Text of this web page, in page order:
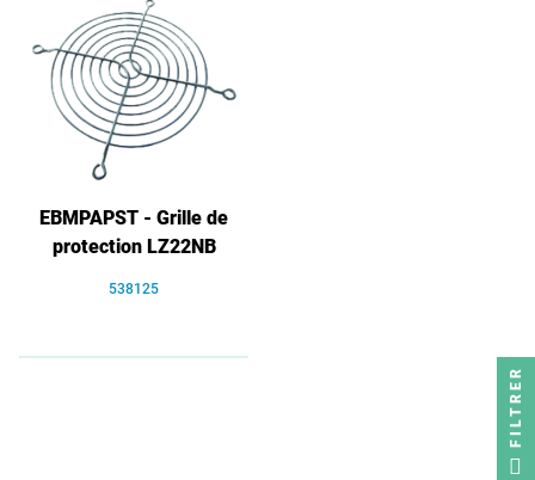
EBMPAPST - Grille de
protection LZ22NB
538125
FILTRER